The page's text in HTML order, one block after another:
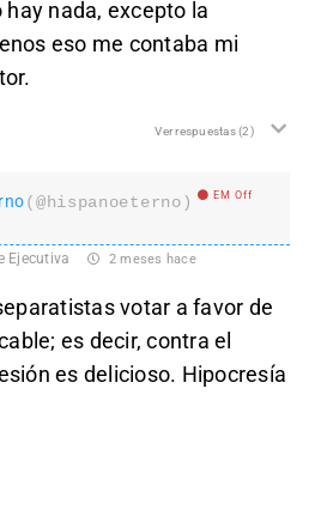
hay nada, excepto la
eso me contaba mi
Ver respuestas(2)
(@hispanoeterno) EM Off
Ejecutiva 2 meses hace
votar a favor de
es decir, contra el
es delicioso. Hipocresía